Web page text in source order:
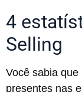
4
Selling
Você sabia
presentes nas